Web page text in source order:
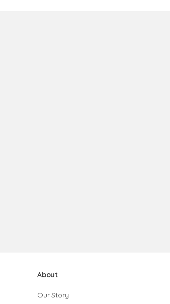
About
Our Story